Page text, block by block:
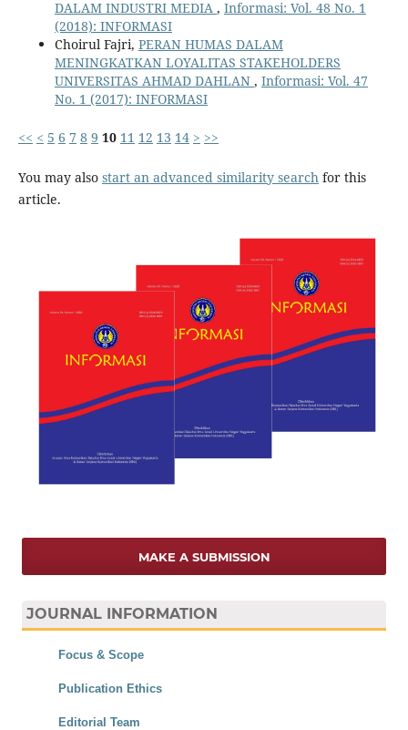
DALAM INDUSTRI MEDIA , Informasi: Vol. 48 No. 1
(2018): INFORMASI
Choirul Fajri, PERAN HUMAS DALAM
MENINGKATKAN LOYALITAS STAKEHOLDERS
UNIVERSITAS AHMAD DAHLAN , Informasi: Vol. 47
No. 1 (2017): INFORMASI
<< < 5 6 7 8 9 10 11 12 13 14 > >>
You may also start an advanced similarity searchfor this
article.
MAKE A SUBMISSION
JOURNAL INFORMATION
Focus & Scope
Publication Ethics
Editorial Team